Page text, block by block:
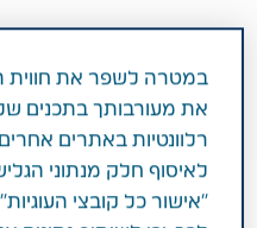
במטרה לשפר את חווית
את מעורבותך בתכנים
רלוונטיות באתרים
לאיסוף חלק מנתוני
"אישור כל קובצי